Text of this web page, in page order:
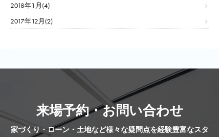
2018年1月(4)
2017年12月(2)
来場予約・お問い合わせ
家づくり・ローン・土地など様々な疑問点を経験豊富なスタ